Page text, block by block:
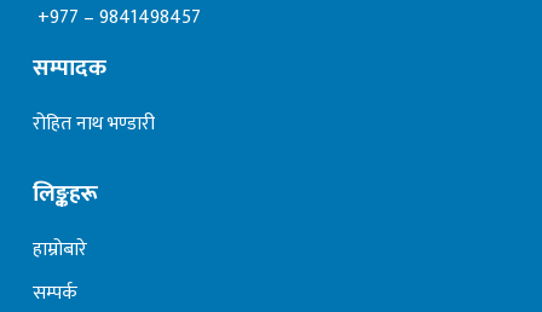
+977 – 9841498457
सम्पादक
रोहित नाथ भण्डारी
लिङ्कहरू
हाम्रोबारे
सम्पर्क